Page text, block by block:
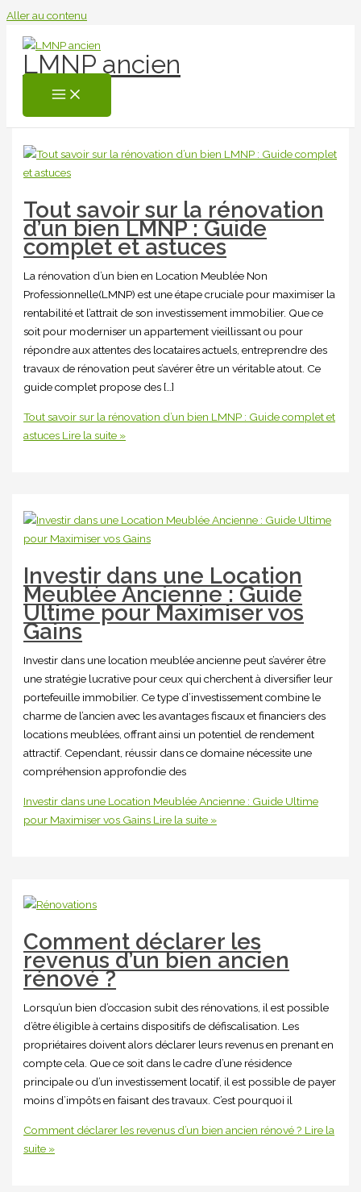
Aller au contenu
LMNP ancien
Tout savoir sur la rénovation
d’un bien LMNP : Guide
complet et astuces
La rénovation d’un bien en Location Meublée Non
Professionnelle(LMNP) est une étape cruciale pour maximiser la
rentabilité et l’attrait de son investissement immobilier. Que ce
soit pour moderniser un appartement vieillissant ou pour
répondre aux attentes des locataires actuels, entreprendre des
travaux de rénovation peut s’avérer être un véritable atout. Ce
guide complet propose des […]
Tout savoir sur la rénovation d’un bien LMNP : Guide complet et
astuces Lire la suite »
Investir dans une Location
Meublée Ancienne : Guide
Ultime pour Maximiser vos
Gains
Investir dans une location meublée ancienne peut s’avérer être
une stratégie lucrative pour ceux qui cherchent à diversifier leur
portefeuille immobilier. Ce type d’investissement combine le
charme de l’ancien avec les avantages fiscaux et financiers des
locations meublées, offrant ainsi un potentiel de rendement
attractif. Cependant, réussir dans ce domaine nécessite une
compréhension approfondie des
Investir dans une Location Meublée Ancienne : Guide Ultime
pour Maximiser vos Gains Lire la suite »
Comment déclarer les
revenus d’un bien ancien
rénové ?
Lorsqu’un bien d’occasion subit des rénovations, il est possible
d’être éligible à certains dispositifs de défiscalisation. Les
propriétaires doivent alors déclarer leurs revenus en prenant en
compte cela. Que ce soit dans le cadre d’une résidence
principale ou d’un investissement locatif, il est possible de payer
moins d’impôts en faisant des travaux. C’est pourquoi il
Comment déclarer les revenus d’un bien ancien rénové ? Lire la
suite »